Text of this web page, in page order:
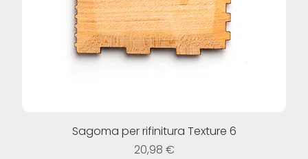
Sagoma per rifinitura Texture 6
Prezzo
20,98 €